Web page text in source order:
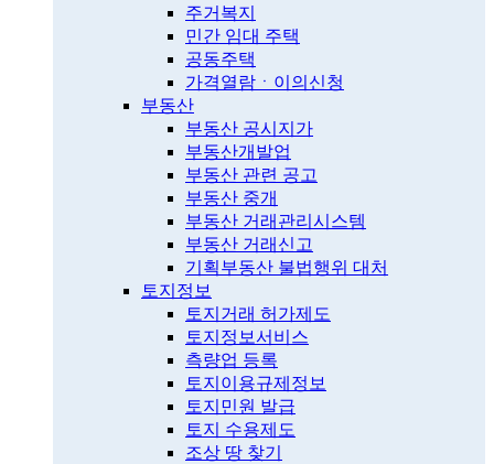
주거복지
민간 임대 주택
공동주택
가격열람ㆍ이의신청
부동산
부동산 공시지가
부동산개발업
부동산 관련 공고
부동산 중개
부동산 거래관리시스템
부동산 거래신고
기획부동산 불법행위 대처
토지정보
토지거래 허가제도
토지정보서비스
측량업 등록
토지이용규제정보
토지민원 발급
토지 수용제도
조상 땅 찾기